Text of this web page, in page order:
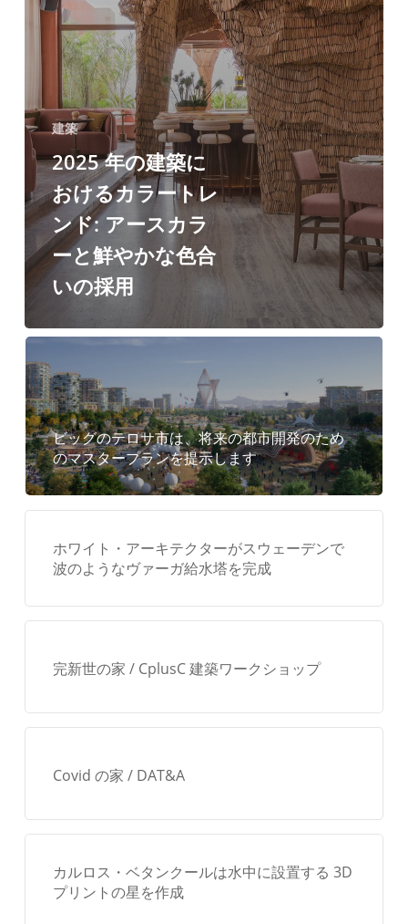
ド:
ス
カ
ラ
ー
と
鮮
か
色
合
い
の
採
建築
2025 年の建築に
おけるカラートレ
ンド: アースカラ
ーと鮮やかな色合
いの採用
ビッグのテロサ市は、将来の都市開発のため
のマスタープランを提示します
ホワイト・アーキテクターがスウェーデンで
波のようなヴァーガ給水塔を完成
完新世の家 / CplusC 建築ワークショップ
Covid の家 / DAT&A
カルロス・ベタンクールは水中に設置する 3D
プリントの星を作成